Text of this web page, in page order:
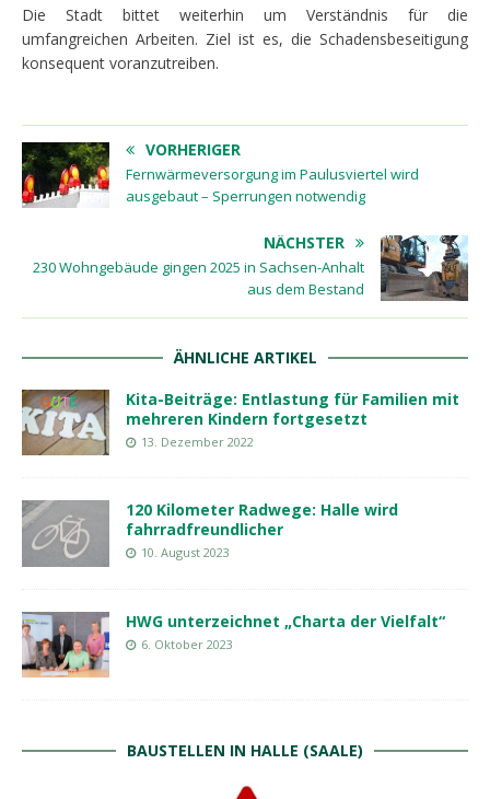
Die Stadt bittet weiterhin um Verständnis für die
umfangreichen Arbeiten. Ziel ist es, die Schadensbeseitigung
konsequent voranzutreiben.
VORHERIGER
Fernwärmeversorgung im Paulusviertel wird
ausgebaut – Sperrungen notwendig
NÄCHSTER
230 Wohngebäude gingen 2025 in Sachsen-Anhalt
aus dem Bestand
ÄHNLICHE ARTIKEL
Kita-Beiträge: Entlastung für Familien mit
mehreren Kindern fortgesetzt
13. Dezember 2022
120 Kilometer Radwege: Halle wird
fahrradfreundlicher
10. August 2023
HWG unterzeichnet „Charta der Vielfalt“
6. Oktober 2023
BAUSTELLEN IN HALLE (SAALE)